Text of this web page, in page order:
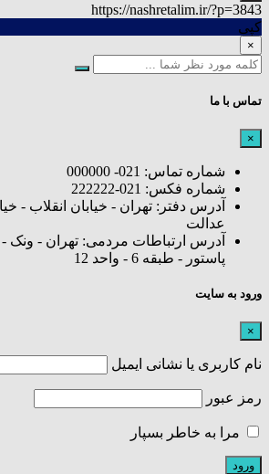
https://nashretalim.ir/?p=3843
کپی
×
تماس با ما
×
شماره تماس: 021- 000000
شماره فکس: 021-222222
آدرس دفتر: تهران - خیابان انقلاب -
عدالت
آدرس ارتباطات مردمی: تهران - ونک -
پاستور - طبقه 6 - واحد 12
ورود به سایت
×
نام کاربری یا نشانی ایمیل
رمز عبور
مرا به خاطر بسپار